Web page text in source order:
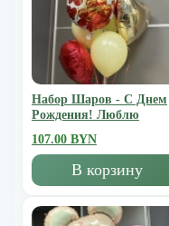
Набор Шаров - С Днем
Рождения! Люблю
107.00 BYN
В корзину